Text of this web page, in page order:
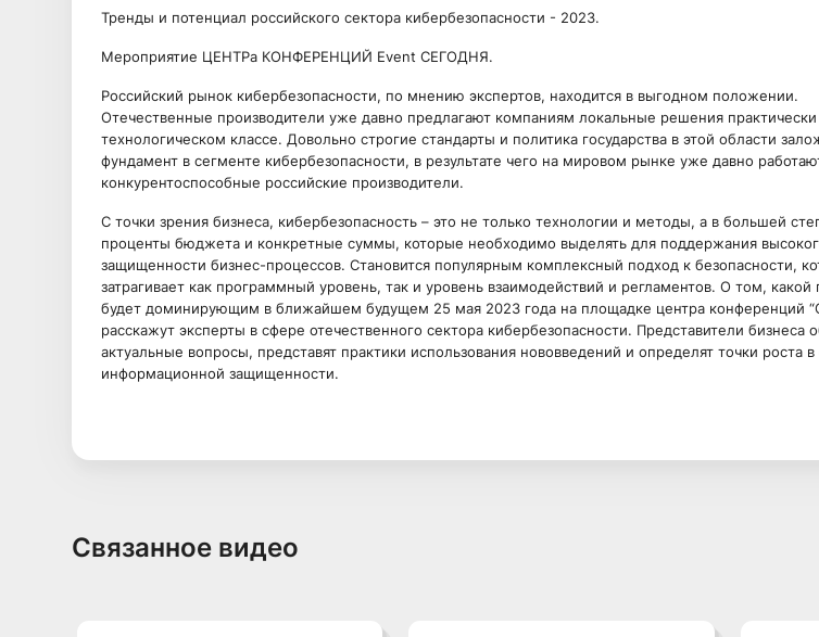
Тренды и потенциал российского сектора кибербезопасности - 2023.
Мероприятие ЦЕНТРа КОНФЕРЕНЦИЙ Event СЕГОДНЯ.
Российский рынок кибербезопасности, по мнению экспертов, находится в выгодном положении.
Отечественные производители уже давно предлагают компаниям локальные решения
технологическом классе. Довольно строгие стандарты и политика государства в этой области
фундамент в сегменте кибербезопасности, в результате чего на мировом рынке уже давно
конкурентоспособные российские производители.
С точки зрения бизнеса, кибербезопасность – это не только технологии и методы, а в большей
проценты бюджета и конкретные суммы, которые необходимо выделять для поддержания
защищенности бизнес-процессов. Становится популярным комплексный подход к безопасности,
затрагивает как программный уровень, так и уровень взаимодействий и регламентов. О том, какой
будет доминирующим в ближайшем будущем 25 мая 2023 года на площадке центра конференций
расскажут эксперты в сфере отечественного сектора кибербезопасности. Представители бизнеса
актуальные вопросы, представят практики использования нововведений и определят точки роста
информационной защищенности.
Связанное видео